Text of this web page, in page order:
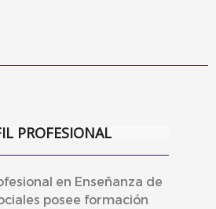
PROFESIONAL
en Enseñanza de
posee formación